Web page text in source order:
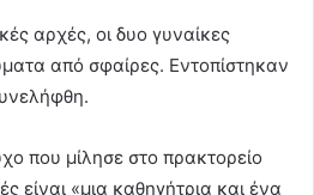
αρχές, οι δυο γυναίκες
από σφαίρες. Εντοπίστηκαν
που μίλησε στο πρακτορείο
είναι «μια καθηγήτρια και ένα